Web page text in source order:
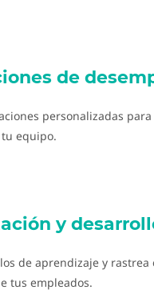
de
personalizadas
equipo.
y
de aprendizaje y
tus empleados.